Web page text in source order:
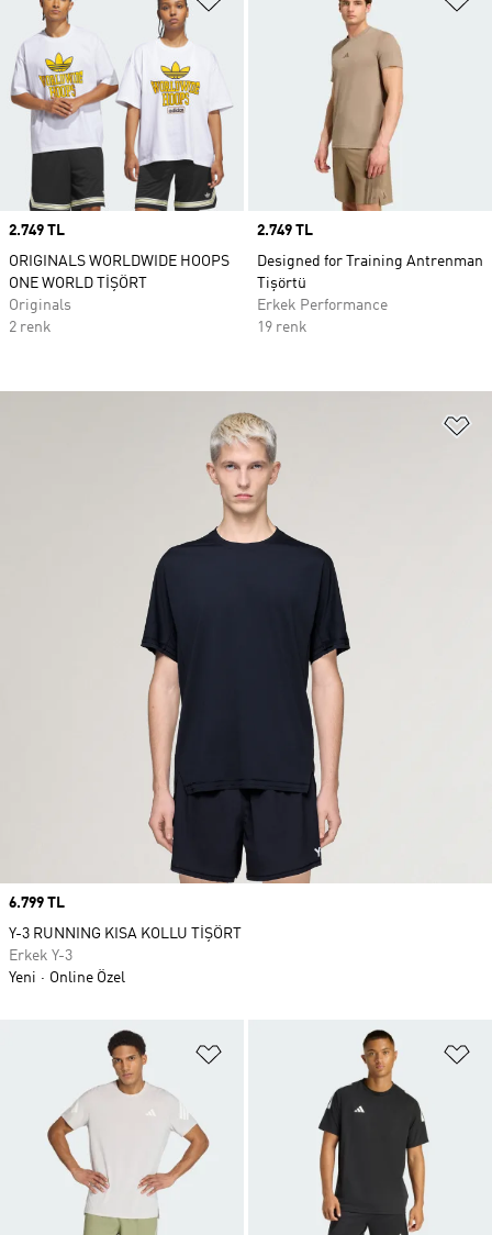
Price
2.749 TL
ORIGINALS WORLDWIDE HOOPS
ONE WORLD TİŞÖRT
Originals
2 renk
Price
2.749 TL
Designed for Training Antrenman
Tişörtü
Erkek Performance
19 renk
Favori Listesine Ekle
Price
6.799 TL
Y-3 RUNNING KISA KOLLU TİŞÖRT
Erkek Y-3
Yeni
Online Özel